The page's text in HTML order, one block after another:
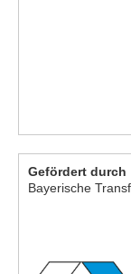
Gefördert durch
Bayerische